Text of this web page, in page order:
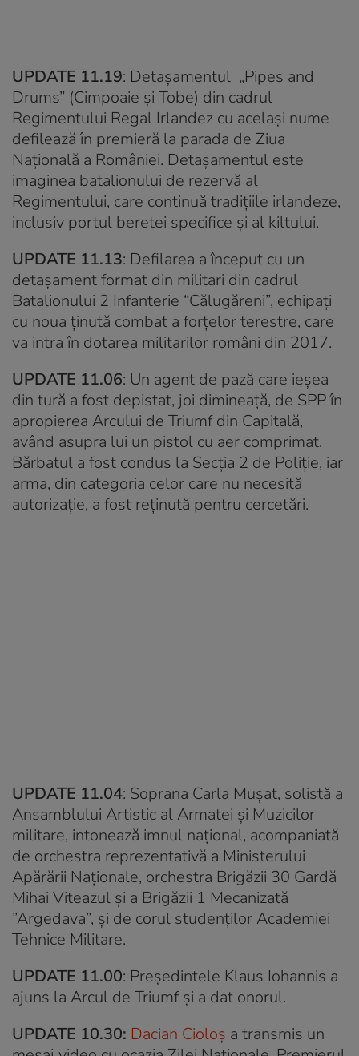
UPDATE 11.19: Detaşamentul „Pipes and
Drums” (Cimpoaie şi Tobe) din cadrul
Regimentului Regal Irlandez cu acelaşi nume
defilează în premieră la parada de Ziua
Națională a României. Detaşamentul este
imaginea batalionului de rezervă al
Regimentului, care continuă tradiţiile irlandeze,
inclusiv portul beretei specifice şi al kiltului.
UPDATE 11.13: Defilarea a început cu un
detaşament format din militari din cadrul
Batalionului 2 Infanterie “Călugăreni”, echipaţi
cu noua ţinută combat a forţelor terestre, care
va intra în dotarea militarilor români din 2017.
UPDATE 11.06: Un agent de pază care ieşea
din tură a fost depistat, joi dimineaţă, de SPP în
apropierea Arcului de Triumf din Capitală,
având asupra lui un pistol cu aer comprimat.
Bărbatul a fost condus la Secţia 2 de Poliţie, iar
arma, din categoria celor care nu necesită
autorizaţie, a fost reţinută pentru cercetări.
UPDATE 11.04: Soprana Carla Muşat, solistă a
Ansamblului Artistic al Armatei şi Muzicilor
militare, intonează imnul naţional, acompaniată
de orchestra reprezentativă a Ministerului
Apărării Naţionale, orchestra Brigăzii 30 Gardă
Mihai Viteazul şi a Brigăzii 1 Mecanizată
”Argedava”, şi de corul studenţilor Academiei
Tehnice Militare.
UPDATE 11.00: Președintele Klaus Iohannis a
ajuns la Arcul de Triumf și a dat onorul.
UPDATE 10.30: Dacian Cioloș a transmis un